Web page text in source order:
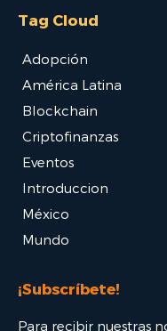
Tag Cloud
Adopción
América Latina
Blockchain
Criptofinanzas
Eventos
Introduccion
México
Mundo
¡Subscríbete!
Para recibir nuestras